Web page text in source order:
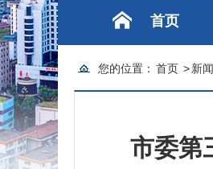
首页
您的位置： 首页 >新
市委第